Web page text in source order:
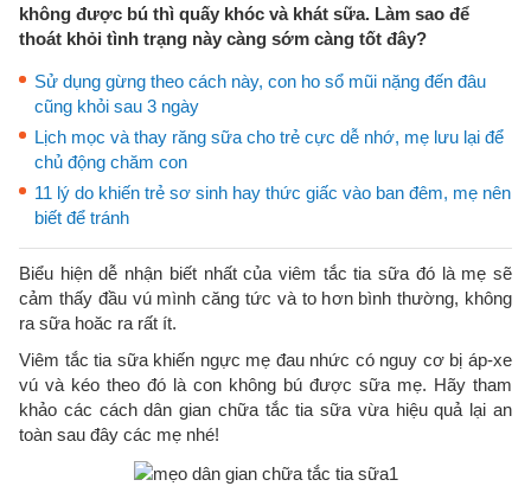
không được bú thì quấy khóc và khát sữa. Làm sao để
thoát khỏi tình trạng này càng sớm càng tốt đây?
Sử dụng gừng theo cách này, con ho sổ mũi nặng đến đâu
cũng khỏi sau 3 ngày
Lịch mọc và thay răng sữa cho trẻ cực dễ nhớ, mẹ lưu lại để
chủ động chăm con
11 lý do khiến trẻ sơ sinh hay thức giấc vào ban đêm, mẹ nên
biết để tránh
Biểu hiện dễ nhận biết nhất của viêm tắc tia sữa đó là mẹ sẽ
cảm thấy đầu vú mình căng tức và to hơn bình thường, không
ra sữa hoăc ra rất ít.
Viêm tắc tia sữa khiến ngực mẹ đau nhức có nguy cơ bị áp-xe
vú và kéo theo đó là con không bú được sữa mẹ. Hãy tham
khảo các cách dân gian chữa tắc tia sữa vừa hiệu quả lại an
toàn sau đây các mẹ nhé!